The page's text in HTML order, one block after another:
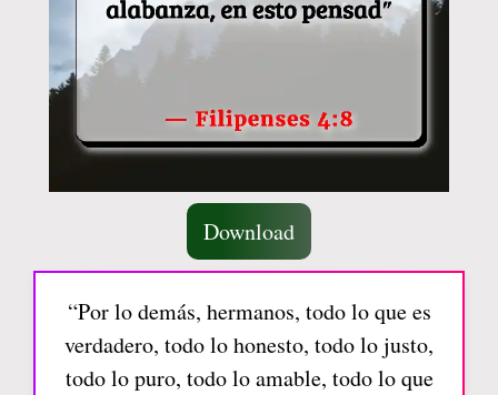
Download
“Por lo demás, hermanos, todo lo que es
verdadero, todo lo honesto, todo lo justo,
todo lo puro, todo lo amable, todo lo que